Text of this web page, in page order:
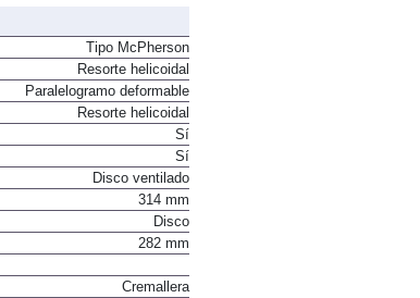
Tipo McPherson
Resorte helicoidal
Paralelogramo deformable
Resorte helicoidal
Sí
Sí
Disco ventilado
314 mm
Disco
282 mm
Cremallera